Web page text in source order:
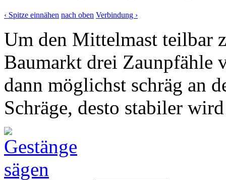
‹ Spitze einnähen nach oben Verbindung ›
Um den Mittelmast teilbar
Baumarkt drei Zaunpfähle
dann möglichst schräg an
Schräge, desto stabiler